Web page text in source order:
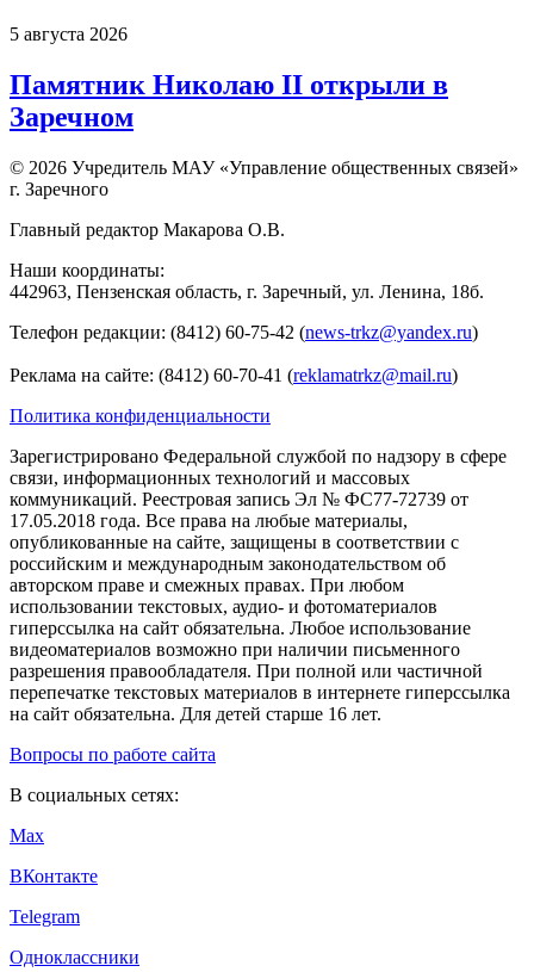
5 августа 2026
Памятник Николаю II открыли в
Заречном
© 2026 Учредитель МАУ «Управление общественных связей»
г. Заречного
Главный редактор Макарова О.В.
Наши координаты:
442963, Пензенская область, г. Заречный, ул. Ленина, 18б.
Телефон редакции: (8412) 60-75-42 (news-trkz@yandex.ru)
Реклама на сайте: (8412) 60-70-41 (reklamatrkz@mail.ru)
Политика конфиденциальности
Зарегистрировано Федеральной службой по надзору в сфере
связи, информационных технологий и массовых
коммуникаций. Реестровая запись Эл № ФС77-72739 от
17.05.2018 года. Все права на любые материалы,
опубликованные на сайте, защищены в соответствии с
российским и международным законодательством об
авторском праве и смежных правах. При любом
использовании текстовых, аудио- и фотоматериалов
гиперссылка на сайт обязательна. Любое использование
видеоматериалов возможно при наличии письменного
разрешения правообладателя. При полной или частичной
перепечатке текстовых материалов в интернете гиперссылка
на сайт обязательна. Для детей старше 16 лет.
Вопросы по работе сайта
В социальных сетях:
Max
ВКонтакте
Telegram
Одноклассники